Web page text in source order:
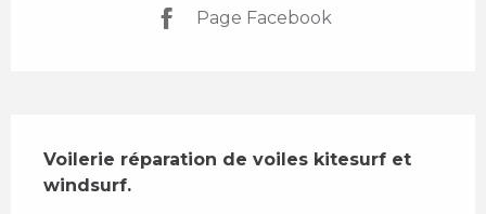
Page Facebook
Voilerie réparation de voiles kitesurf et
windsurf.